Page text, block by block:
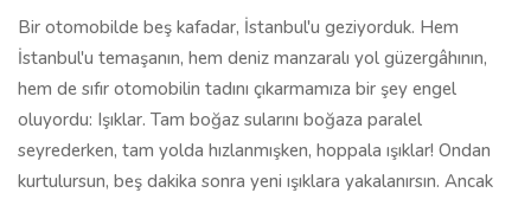
Bir otomobilde beş kafadar, İstanbul'u geziyorduk. Hem
İstanbul'u temaşanın, hem deniz manzaralı yol güzergâhının,
hem de sıfır otomobilin tadını çıkarmamıza bir şey engel
oluyordu: Işıklar. Tam boğaz sularını boğaza paralel
seyrederken, tam yolda hızlanmışken, hoppala ışıklar! Ondan
kurtulursun, beş dakika sonra yeni ışıklara yakalanırsın. Ancak